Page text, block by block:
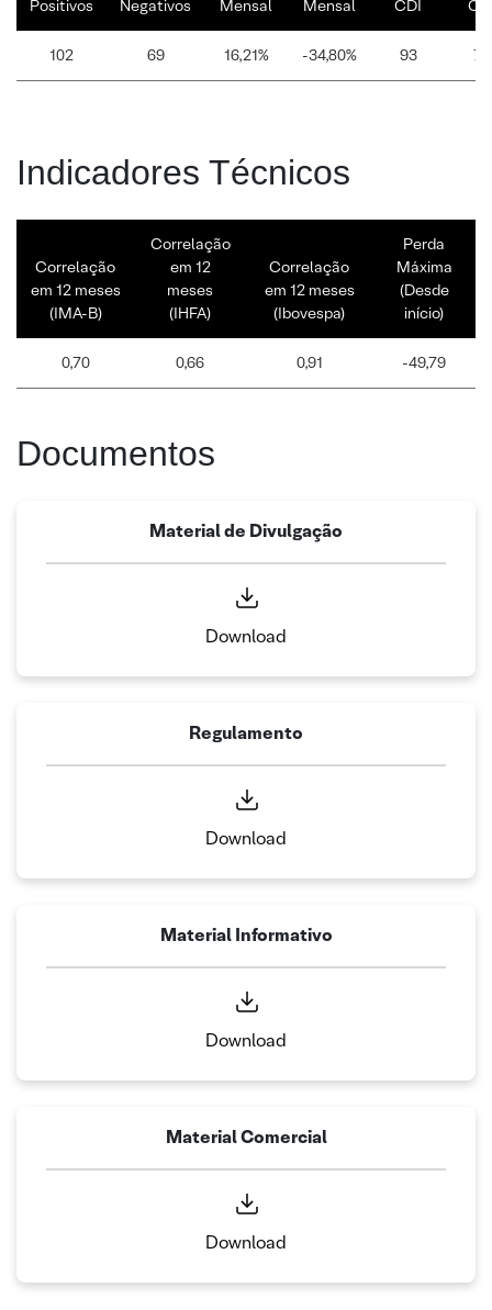
Positivos
Negativos
Mensal
Mensal
CDI
102 69 16,21% -34,80% 93 78
Indicadores Técnicos
Correlação
em 12 meses
(IMA-B)
Correlação
em 12
meses
(IHFA)
Correlação
em 12 meses
(Ibovespa)
Perda
Máxima
(Desde
início)
0,70 0,66 0,91 -49,79
Documentos
Material de Divulgação
Download
Regulamento
Download
Material Informativo
Download
Material Comercial
Download